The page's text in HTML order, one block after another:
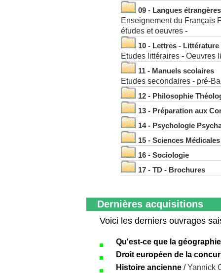
09 - Langues
Enseignement du Français
études et oeuvres
10 - Lettres - Littérature
Etudes littéraires
Oeuvres
11 - Manuels scolaires
Etudes secondaires - pré-
12 - Philosophie
13 - Préparation aux
14 - Psychologie
15 - Sciences Médicales
16 - Sociologie
17 - TD - Brochures
Dernières acquisitions
Voici les derniers ouvrages
Qu'est-ce que la
Droit européen de la
Histoire ancienne /Yannick